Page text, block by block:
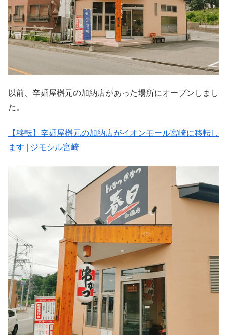
以前、辛麺屋桝元の加納店があった場所にオープンしまし
た。
【移転】辛麺屋桝元の加納店がイオンモール宮崎に移転し
ます | ジモシル宮崎